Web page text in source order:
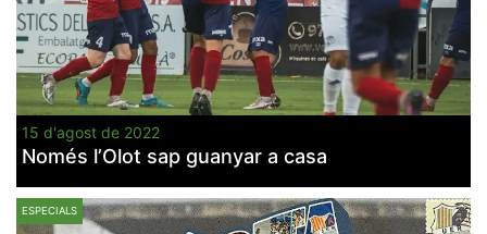
15 d'agost de 2022
Només l’Olot sap guanyar a casa
ESPECIALS